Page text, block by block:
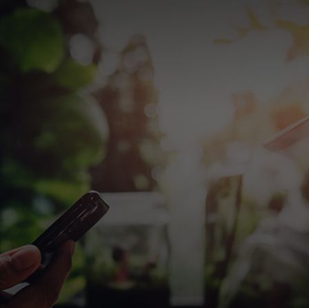
Dành cho bạn
Dành cho doanh nghiệp
Dành cho thế giới
Dành cho nhà đổi mới
Tin tức và xu hướng